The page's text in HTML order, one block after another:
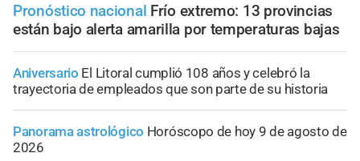
Pronóstico nacional Frío extremo: 13 provincias
están bajo alerta amarilla por temperaturas bajas
Aniversario El Litoral cumplió 108 años y celebró la
trayectoria de empleados que son parte de su historia
Panorama astrológico Horóscopo de hoy 9 de agosto de
2026